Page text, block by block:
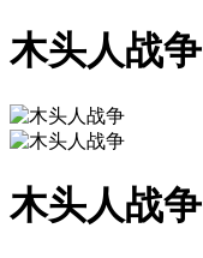
木头人战争
木头人战争